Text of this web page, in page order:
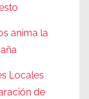
anima la
Locales
de